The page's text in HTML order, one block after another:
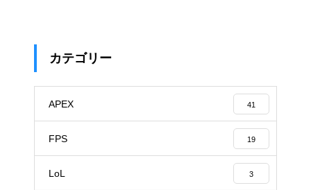
カテゴリー
APEX 41
FPS 19
LoL 3